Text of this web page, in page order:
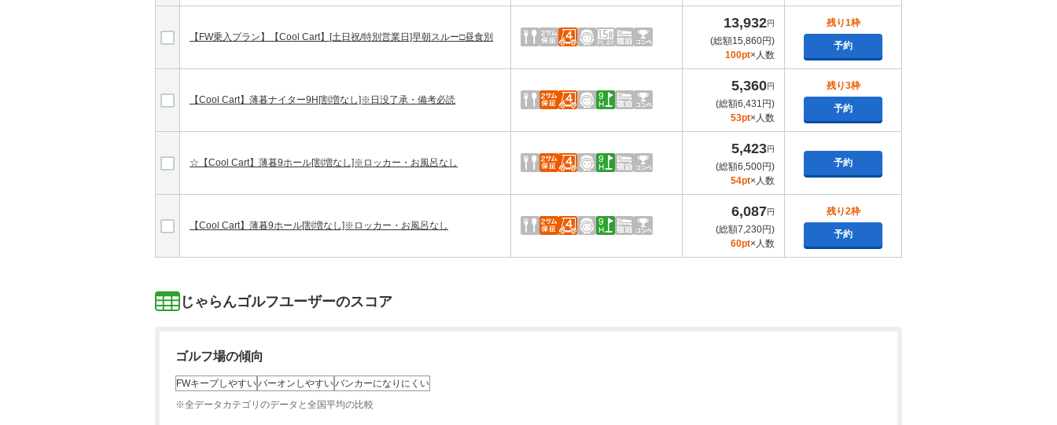
【FW乗入プラン】【Cool Cart】[土日祝/特別営業日]早朝スルー□昼食別
13,932円
(総額15,860円)
100pt×人数
残り1枠
予約
【Cool Cart】薄暮ナイター9H[割増なし]※日没了承・備考必読
5,360円
(総額6,431円)
53pt×人数
残り3枠
予約
☆【Cool Cart】薄暮9ホール[割増なし]※ロッカー・お風呂なし
5,423円
(総額6,500円)
54pt×人数
予約
【Cool Cart】薄暮9ホール[割増なし]※ロッカー・お風呂なし
6,087円
(総額7,230円)
60pt×人数
残り2枠
予約
じゃらんゴルフユーザーのスコア
ゴルフ場の傾向
FWキープしやすいパーオンしやすいバンカーになりにくい
※全データカテゴリのデータと全国平均の比較